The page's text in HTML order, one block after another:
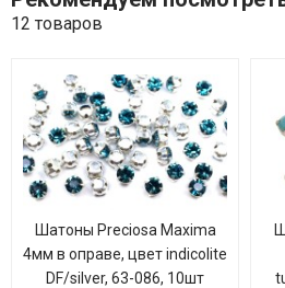
12 товаров
Шатоны Preciosa Maxima
4мм в оправе, цвет indicolite
DF/silver, 63-086, 10шт